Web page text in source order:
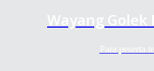
Wayang
Para peserta